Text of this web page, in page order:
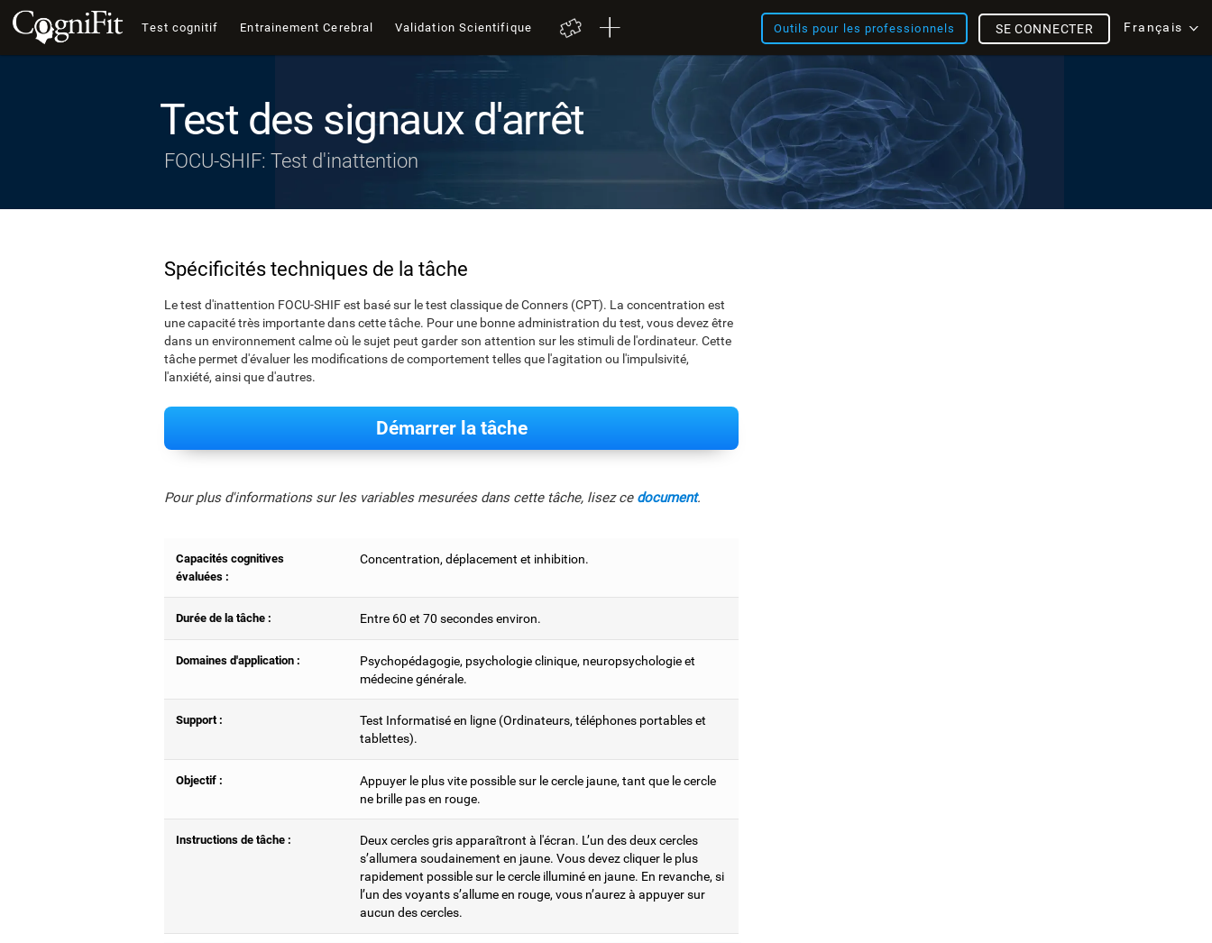
Test cognitif Entrainement Cerebral Validation Scientifique Outils pour les professionnels Français
SE CONNECTER
Test des signaux d'arrêt
FOCU-SHIF: Test d'inattention
Spécificités techniques de la tâche
Le test d'inattention FOCU-SHIF est basé sur le test classique de Conners (CPT). La concentration est
une capacité très importante dans cette tâche. Pour une bonne administration du test, vous devez être
dans un environnement calme où le sujet peut garder son attention sur les stimuli de l'ordinateur. Cette
tâche permet d'évaluer les modifications de comportement telles que l'agitation ou l'impulsivité,
l'anxiété, ainsi que d'autres.
Démarrer la tâche
Pour plus d'informations sur les variables mesurées dans cette tâche, lisez ce document.
Capacités cognitives
évaluées :
Concentration, déplacement et inhibition.
Durée de la tâche : Entre 60 et 70 secondes environ.
Domaines d'application :
Psychopédagogie, psychologie clinique, neuropsychologie et
médecine générale.
Support :
Test Informatisé en ligne (Ordinateurs, téléphones portables et
tablettes).
Objectif :
Appuyer le plus vite possible sur le cercle jaune, tant que le cercle
ne brille pas en rouge.
Instructions de tâche :
Deux cercles gris apparaîtront à l'écran. L’un des deux cercles
s’allumera soudainement en jaune. Vous devez cliquer le plus
rapidement possible sur le cercle illuminé en jaune. En revanche, si
l’un des voyants s’allume en rouge, vous n’aurez à appuyer sur
aucun des cercles.